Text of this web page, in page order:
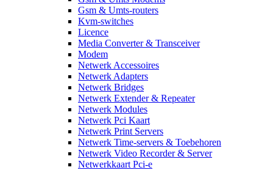
Gsm & Umts-routers
Kvm-switches
Licence
Media Converter & Transceiver
Modem
Netwerk Accessoires
Netwerk Adapters
Netwerk Bridges
Netwerk Extender & Repeater
Netwerk Modules
Netwerk Pci Kaart
Netwerk Print Servers
Netwerk Time-servers & Toebehoren
Netwerk Video Recorder & Server
Netwerkkaart Pci-e